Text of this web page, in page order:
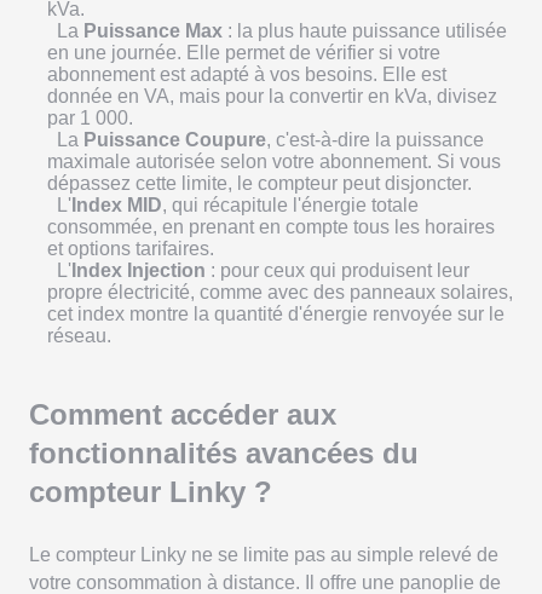
kVa.
La Puissance Max : la plus haute puissance utilisée
en une journée. Elle permet de vérifier si votre
abonnement est adapté à vos besoins. Elle est
donnée en VA, mais pour la convertir en kVa, divisez
par 1 000.
La Puissance Coupure, c'est-à-dire la puissance
maximale autorisée selon votre abonnement. Si vous
dépassez cette limite, le compteur peut disjoncter.
L' Index MID, qui récapitule l'énergie totale
consommée, en prenant en compte tous les horaires
et options tarifaires.
L' Index Injection : pour ceux qui produisent leur
propre électricité, comme avec des panneaux solaires,
cet index montre la quantité d'énergie renvoyée sur le
réseau.
Comment accéder aux
fonctionnalités avancées du
compteur Linky ?
Le compteur Linky ne se limite pas au simple relevé de
votre consommation à distance. Il offre une panoplie de